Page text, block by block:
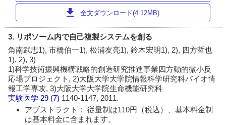
download 全文ダウンロード(4.12MB)
3. リポソーム内で自己複製システムを創る
角南武志1), 市橋伯一1), 松浦友亮1), 鈴木宏明1), 2), 四方哲也
1), 2), 3)
1)科学技術振興機構戦略的創造研究推進事業四方動的微小反
応場プロジェクト, 2)大阪大学大学院情報科学研究科バイオ情
報工学専攻, 3)大阪大学大学院生命機能研究科
実験医学 29 (7) 1140-1147, 2011.
アブストラクト： 従量制は110円（税込）、基本料金制
は基本料金に含まれます。